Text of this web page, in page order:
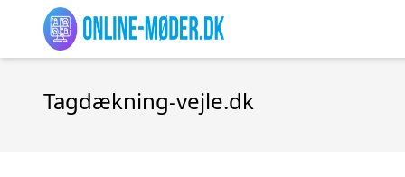
Tagdækning-vejle.dk